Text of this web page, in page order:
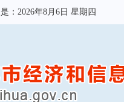
： 2026年8月6日 星期四